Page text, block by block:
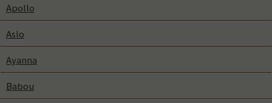
Apollo
Aslo
Ayanna
Babou